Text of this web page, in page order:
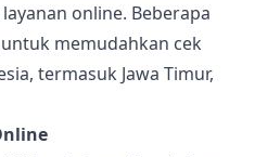
online. Beberapa
memudahkan cek
termasuk Jawa Timur,